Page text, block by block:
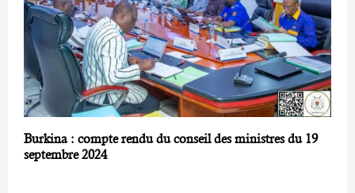
Burkina : compte rendu du conseil des ministres du 19
septembre 2024